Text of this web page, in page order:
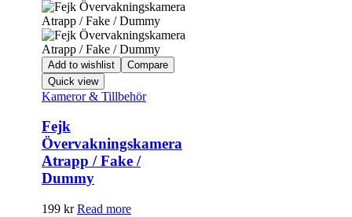
Add to wishlist
Compare
Quick view
Kameror & Tillbehör
Fejk
Övervakningskamera
Atrapp / Fake /
Dummy
199 kr Read more